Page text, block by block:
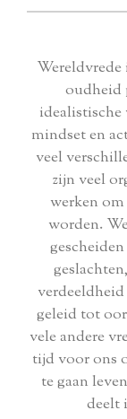
Wereldvrede
oudheid
idealistische
mindset en
veel
zijn veel
werken
worden.
geleid tot
vele andere
tijd voor ons
te gaan
deelt